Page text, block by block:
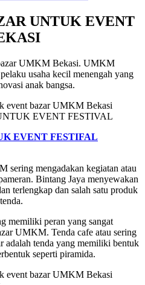
UNTUK EVENT
UMKM Bekasi. UMKM
usaha kecil menengah yang
anak bangsa.
EVENT FESTIVAL
EVENT FESTIFAL
sering mengadakan kegiatan atau
Bintang Jaya menyewakan
terlengkap dan salah satu produk
memiliki peran yang sangat
UMKM. Tenda cafe atau sering
adalah tenda yang memiliki bentuk
seperti piramida.